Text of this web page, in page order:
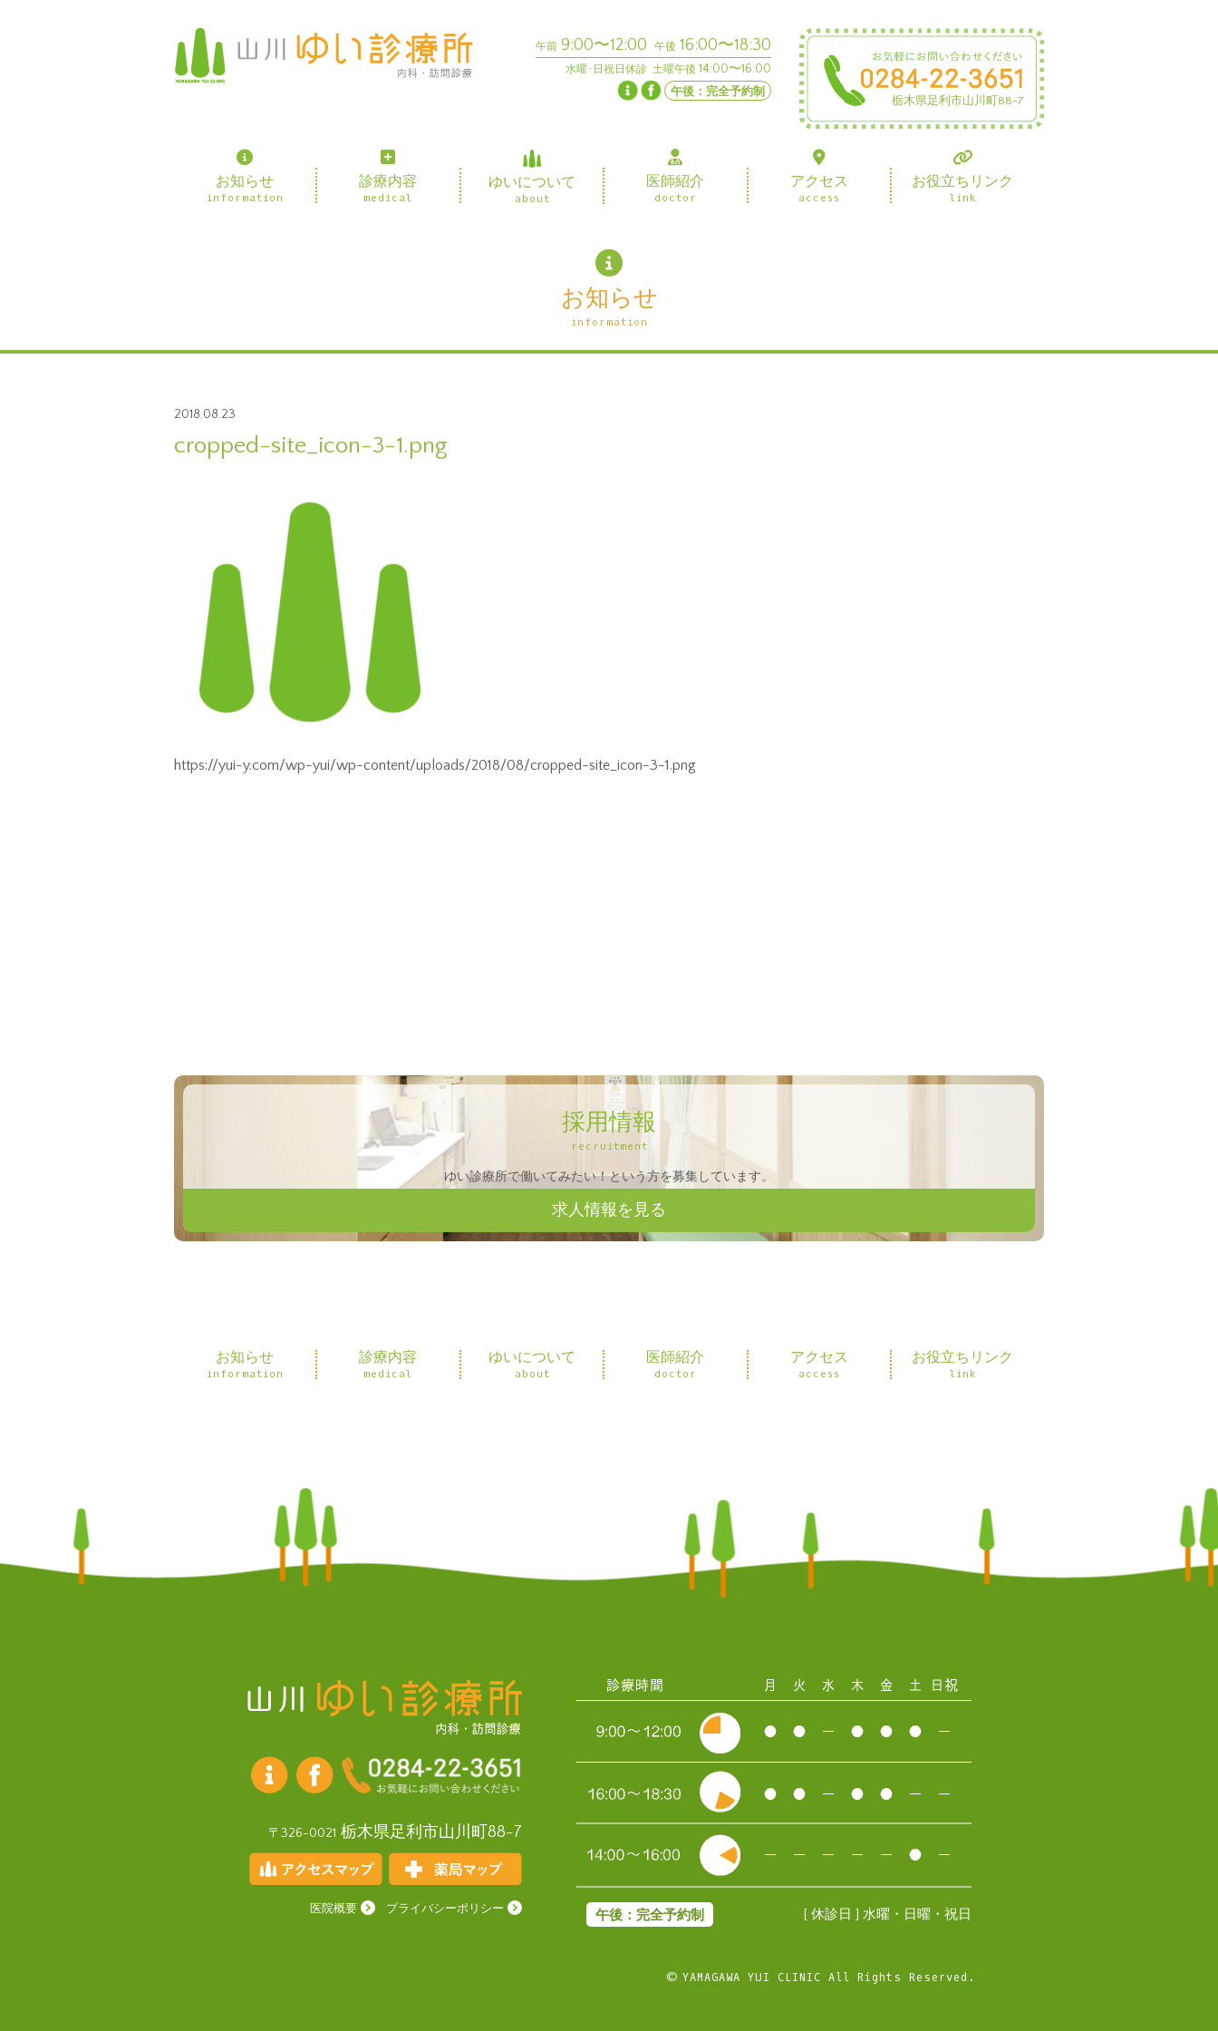
栃木県足利市山川町88-7
午前 9:00〜12:00 午後 16:00〜18:30
水曜･日祝日休診 土曜午後 14:00〜16:00
午後：完全予約制
お知らせ
information
診療内容
medical
ゆいについて
about
医師紹介
doctor
アクセス
access
お役立ちリンク
link
お知らせ
information
2018.08.23
cropped-site_icon-3-1.png
https://yui-y.com/wp-yui/wp-content/uploads/2018/08/cropped-site_icon-3-1.png
採用情報
recruitment
ゆい診療所で働いてみたい！という方を募集しています。
求人情報を見る
お知らせ
information
診療内容
medical
ゆいについて
about
医師紹介
doctor
アクセス
access
お役立ちリンク
link
〒326-0021 栃木県足利市山川町88-7
プライバシーポリシー
医院概要 午後：完全予約制 [ 休診日 ] 水曜・日曜・祝日
© YAMAGAWA YUI CLINIC All Rights Reserved.